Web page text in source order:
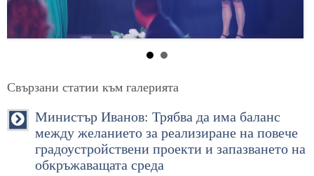
Свързани статии към галерията
Министър Иванов: Трябва да има баланс
между желанието за реализиране на повече
градоустройствени проекти и запазването на
обкръжаващата среда